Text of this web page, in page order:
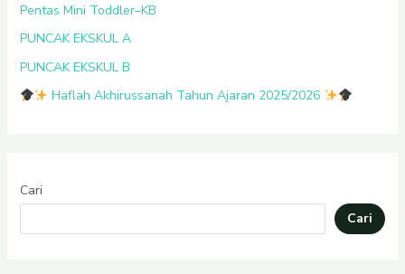
Pentas Mini Toddler–KB
PUNCAK EKSKUL A
PUNCAK EKSKUL B
Haflah Akhirussanah Tahun Ajaran 2025/2026
Cari
Cari